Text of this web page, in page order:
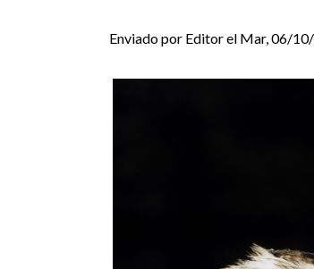
Enviado por Editorel Mar, 06/